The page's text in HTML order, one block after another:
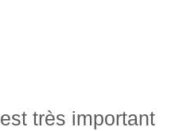
très important